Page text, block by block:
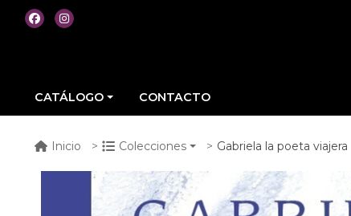
CATÁLOGO CONTACTO
Inicio Colecciones Gabriela la poeta viajera